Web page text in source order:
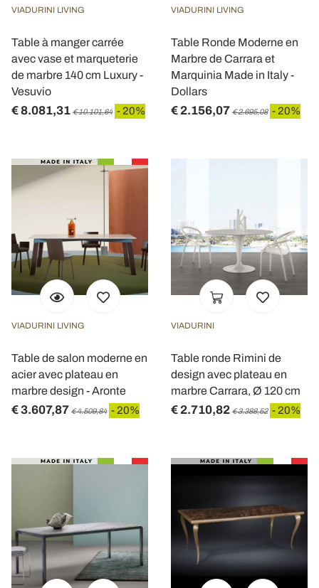
VIADURINI LIVING
Table à manger carrée
avec vase et marqueterie
de marbre 140 cm Luxury -
Vesuvio
€ 8.081,31 € 10.101,64 - 20%
VIADURINI LIVING
Table Ronde Moderne en
Marbre de Carrara et
Marquinia Made in Italy -
Dollars
€ 2.156,07 € 2.695,08 - 20%
VIADURINI LIVING
Table de salon moderne en
acier avec plateau en
marbre design - Aronte
€ 3.607,87 € 4.509,84 - 20%
VIADURINI
Table ronde Rimini de
design avec plateau en
marbre Carrara, Ø 120 cm
€ 2.710,82 € 3.388,52 - 20%